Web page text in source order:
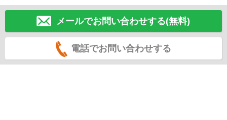
メールでお問い合わせする(無料)
電話でお問い合わせする